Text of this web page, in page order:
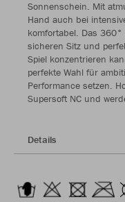
Sonnenschein. Mit
Hand auch bei
komfortabel. Das
sicheren Sitz und
Spiel konzentrieren
perfekte Wahl für
Performance setzen.
Supersoft NC und
Details